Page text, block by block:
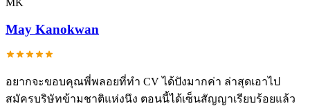
MK
May Kanokwan
อยากจะขอบคุณพี่พลอยที่ทำ CV ได้ปังมากค่า ล่าสุดเอาไป
สมัครบริษัทข้ามชาติแห่งนึง ตอนนี้ได้เซ็นสัญญาเรียบร้อยแล้ว